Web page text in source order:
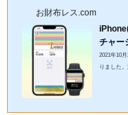
お財布レス.com
チャー
2021年10
りました